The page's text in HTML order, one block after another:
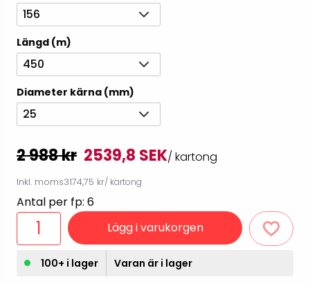
156
Längd (m)
450
Diameter kärna (mm)
25
2 988 kr 2539,8 SEK/ kartong
Inkl. moms3174,75 kr/ kartong
Antal per fp: 6
Lägg i varukorgen
100+ i lager Varan är i lager